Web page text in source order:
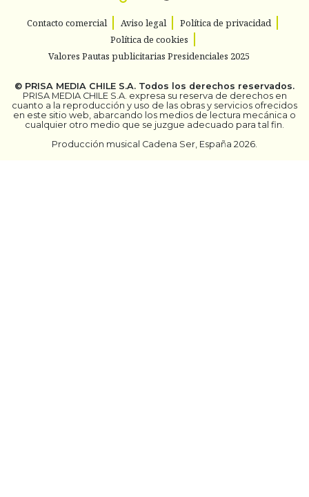
Contacto comercial Aviso legal
Política de privacidad
Política de cookies
Valores Pautas publicitarias Presidenciales 2025
© PRISA MEDIA CHILE S.A. Todos los derechos reservados.
PRISA MEDIA CHILE S.A. expresa su reserva de derechos en
cuanto a la reproducción y uso de las obras y servicios ofrecidos
en este sitio web, abarcando los medios de lectura mecánica o
cualquier otro medio que se juzgue adecuado para tal fin.
Producción musical Cadena Ser, España 2026.